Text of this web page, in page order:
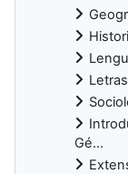
Letras
Gé...